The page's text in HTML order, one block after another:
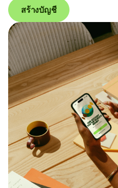
สร้างบัญชี